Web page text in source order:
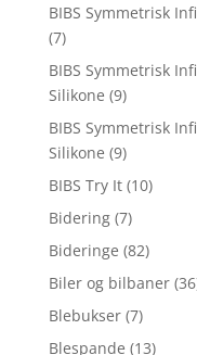
BIBS Symmetrisk
(7)
BIBS Symmetrisk
Silikone (9)
BIBS Symmetrisk
Silikone (9)
BIBS Try It (10)
Bidering (7)
Bideringe (82)
Biler og bilbaner
Blebukser (7)
Blespande (13)